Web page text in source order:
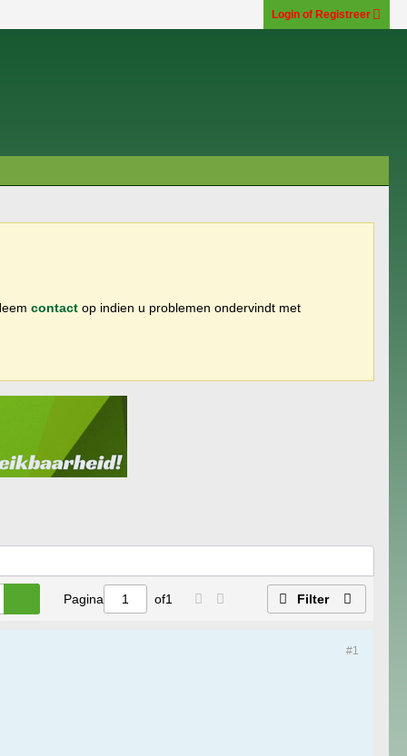
Login of Registreer
contact op indien u problemen ondervindt met
Pagina of1 Filter
#1